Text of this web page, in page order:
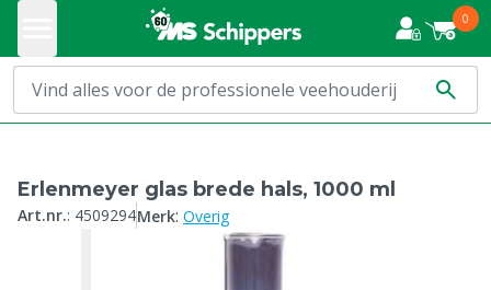
0
Erlenmeyer glas brede hals, 1000 ml
Art.nr.: 4509294Merk: Overig